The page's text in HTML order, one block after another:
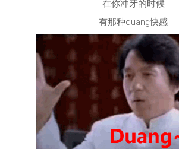
在你冲牙的时候
有那种duang快感